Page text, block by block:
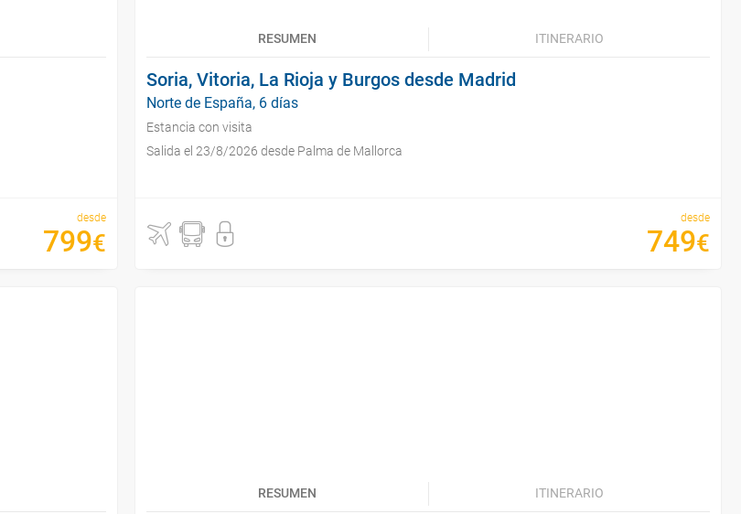
desde
799€
RESUMEN ITINERARIO
Soria, Vitoria, La Rioja y Burgos desde Madrid
Norte de España, 6 días
Estancia con visita
Salida el 23/8/2026 desde Palma de Mallorca
desde
749€
RESUMEN ITINERARIO